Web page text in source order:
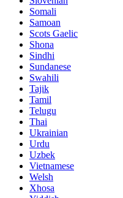
Somali
Samoan
Scots Gaelic
Shona
Sindhi
Sundanese
Swahili
Tajik
Tamil
Telugu
Thai
Ukrainian
Urdu
Uzbek
Vietnamese
Welsh
Xhosa